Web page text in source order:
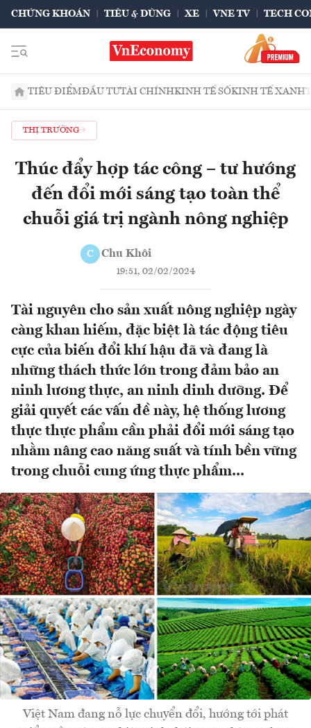
CHỨNG KHOÁN TIÊU & DÙNG XE VNE TV TECH
TIÊU ĐIỂMĐẦU TƯTÀI CHÍNHKINH TẾ SỐKINH TẾ XANH
THỊ TRƯỜNG
Thúc đẩy hợp tác công – tư hướng
đến đổi mới sáng tạo toàn thể
chuỗi giá trị ngành nông nghiệp
C Chu Khôi
19:51, 02/02/2024
Tài nguyên cho sản xuất nông nghiệp ngày
càng khan hiếm, đặc biệt là tác động tiêu
cực của biến đổi khí hậu đã và đang là
những thách thức lớn trong đảm bảo an
ninh lương thực, an ninh dinh dưỡng. Để
giải quyết các vấn đề này, hệ thống lương
thực thực phẩm cần phải đổi mới sáng tạo
nhằm nâng cao năng suất và tính bền vững
trong chuỗi cung ứng thực phẩm...
Việt Nam đang nỗ lực chuyển đổi, hướng tới phát